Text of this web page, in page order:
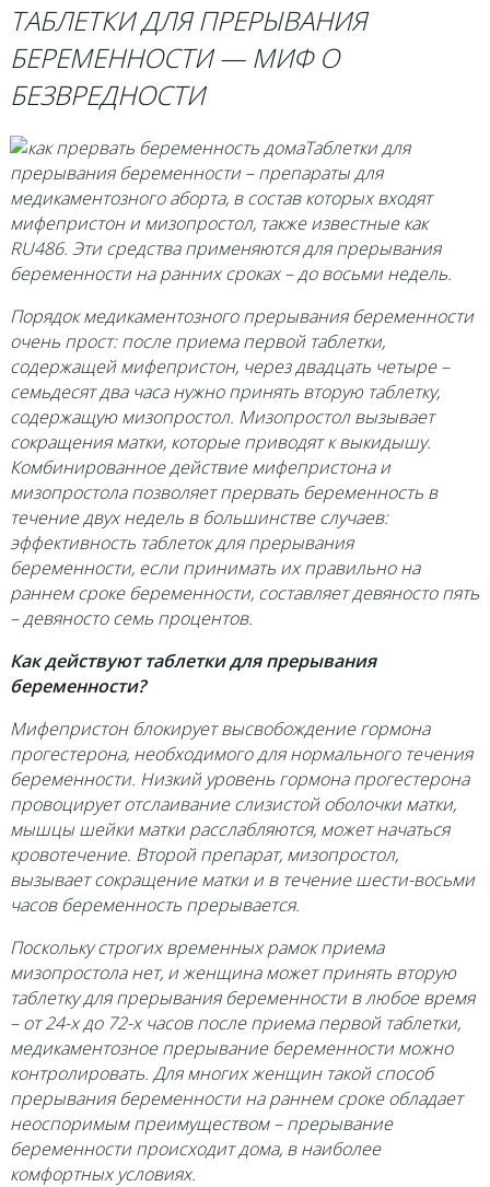
ТАБЛЕТКИ ДЛЯ ПРЕРЫВАНИЯ
БЕРЕМЕННОСТИ — МИФ О
БЕЗВРЕДНОСТИ
Таблетки для
прерывания беременности – препараты для
медикаментозного аборта, в состав которых входят
мифепристон и мизопростол, также известные как
RU486. Эти средства применяются для прерывания
беременности на ранних сроках – до восьми недель.
Порядок медикаментозного прерывания беременности
очень прост: после приема первой таблетки,
содержащей мифепристон, через двадцать четыре –
семьдесят два часа нужно принять вторую таблетку,
содержащую мизопростол. Мизопростол вызывает
сокращения матки, которые приводят к выкидышу.
Комбинированное действие мифепристона и
мизопростола позволяет прервать беременность в
течение двух недель в большинстве случаев:
эффективность таблеток для прерывания
беременности, если принимать их правильно на
раннем сроке беременности, составляет девяносто пять
– девяносто семь процентов.
Как действуют таблетки для прерывания
беременности?
Мифепристон блокирует высвобождение гормона
прогестерона, необходимого для нормального течения
беременности. Низкий уровень гормона прогестерона
провоцирует отслаивание слизистой оболочки матки,
мышцы шейки матки расслабляются, может начаться
кровотечение. Второй препарат, мизопростол,
вызывает сокращение матки и в течение шести-восьми
часов беременность прерывается.
Поскольку строгих временных рамок приема
мизопростола нет, и женщина может принять вторую
таблетку для прерывания беременности в любое время
– от 24-х до 72-х часов после приема первой таблетки,
медикаментозное прерывание беременности можно
контролировать. Для многих женщин такой способ
прерывания беременности на раннем сроке обладает
неоспоримым преимуществом – прерывание
беременности происходит дома, в наиболее
комфортных условиях.